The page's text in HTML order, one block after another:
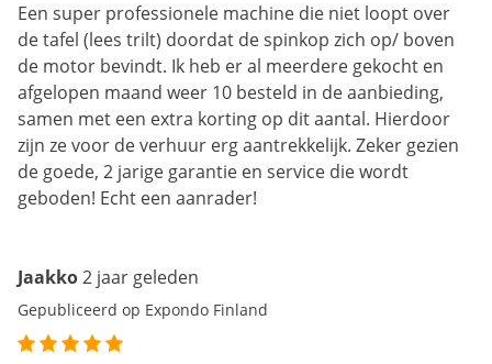
Een super professionele machine die niet loopt over
de tafel (lees trilt) doordat de spinkop zich op/ boven
de motor bevindt. Ik heb er al meerdere gekocht en
afgelopen maand weer 10 besteld in de aanbieding,
samen met een extra korting op dit aantal. Hierdoor
zijn ze voor de verhuur erg aantrekkelijk. Zeker gezien
de goede, 2 jarige garantie en service die wordt
geboden! Echt een aanrader!
Jaakko2 jaar geleden
Gepubliceerd op Expondo Finland